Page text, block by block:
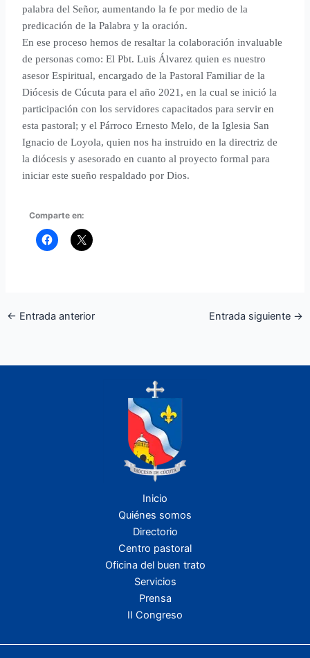
palabra del Señor, aumentando la fe por medio de la
predicación de la Palabra y la oración.
En ese proceso hemos de resaltar la colaboración invaluable
de personas como: El Pbt. Luis Álvarez quien es nuestro
asesor Espiritual, encargado de la Pastoral Familiar de la
Diócesis de Cúcuta para el año 2021, en la cual se inició la
participación con los servidores capacitados para servir en
esta pastoral; y el Párroco Ernesto Melo, de la Iglesia San
Ignacio de Loyola, quien nos ha instruido en la directriz de
la diócesis y asesorado en cuanto al proyecto formal para
iniciar este sueño respaldado por Dios.
Comparte en:
← Entrada anterior Entrada siguiente →
Inicio
Quiénes somos
Directorio
Centro pastoral
Oficina del buen trato
Servicios
Prensa
II Congreso